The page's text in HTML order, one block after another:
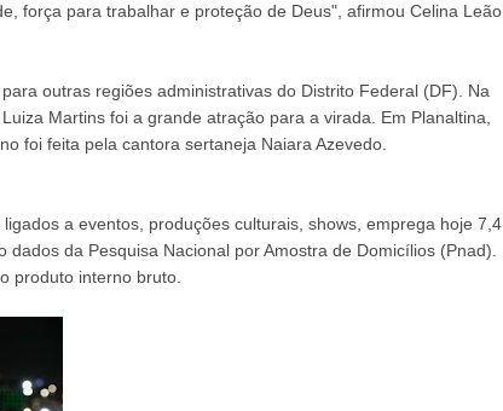
força para trabalhar e proteção de Deus", afirmou Celina Leão.
outras regiões administrativas do Distrito Federal (DF). Na
Martins foi a grande atração para a virada. Em Planaltina,
foi feita pela cantora sertaneja Naiara Azevedo.
a eventos, produções culturais, shows, emprega hoje 7,4
da Pesquisa Nacional por Amostra de Domicílios (Pnad).
produto interno bruto.